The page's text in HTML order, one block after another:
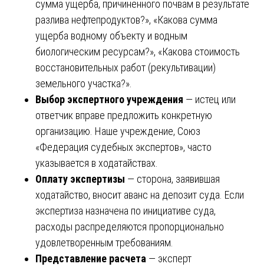
сумма ущерба, причиненного почвам в результате
разлива нефтепродуктов?», «Какова сумма
ущерба водному объекту и водным
биологическим ресурсам?», «Какова стоимость
восстановительных работ (рекультивации)
земельного участка?».
Выбор экспертного учреждения — истец или
ответчик вправе предложить конкретную
организацию. Наше учреждение, Союз
«Федерация судебных экспертов», часто
указывается в ходатайствах.
Оплату экспертизы — сторона, заявившая
ходатайство, вносит аванс на депозит суда. Если
экспертиза назначена по инициативе суда,
расходы распределяются пропорционально
удовлетворенным требованиям.
Представление расчета — эксперт